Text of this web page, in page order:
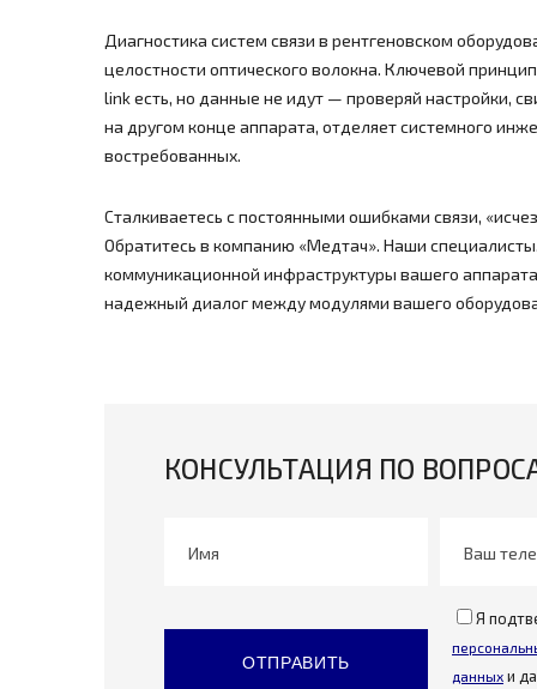
Диагностика систем связи в рентгеновском
целостности оптического волокна. Ключевой
link есть, но данные не идут — проверяй настройки,
на другом конце аппарата, отделяет системного
востребованных.
Сталкиваетесь с постоянными ошибками связи,
Обратитесь в компанию «Медтач». Наши
коммуникационной инфраструктуры вашего
надежный диалог между модулями вашего
КОНСУЛЬТАЦИЯ ПО
Имя Ваш
Я
данных и